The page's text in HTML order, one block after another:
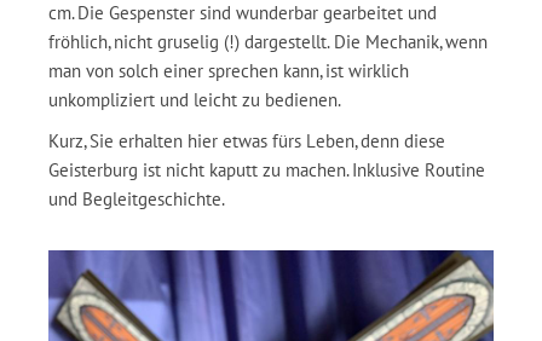
cm. Die Gespenster sind wunderbar gearbeitet und
fröhlich, nicht gruselig (!) dargestellt. Die Mechanik, wenn
man von solch einer sprechen kann, ist wirklich
unkompliziert und leicht zu bedienen.
Kurz, Sie erhalten hier etwas fürs Leben, denn diese
Geisterburg ist nicht kaputt zu machen. Inklusive Routine
und Begleitgeschichte.